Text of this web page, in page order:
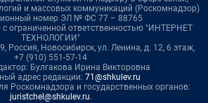
и массовых коммуникаций (Роскомнадзор)
номер ЭЛ № ФС 77 – 88765
ограниченной ответственностью "ИНТЕРНЕТ
ТЕХНОЛОГИИ"
Россия, Новосибирск, ул. Ленина, д. 12, 6 этаж,
+7 (910) 551-57-14
Булгакова Ирина Викторовна
адрес редакции: 71@shkulev.ru
Роскомнадзора и государственных органов:
juristchel@shkulev.ru.